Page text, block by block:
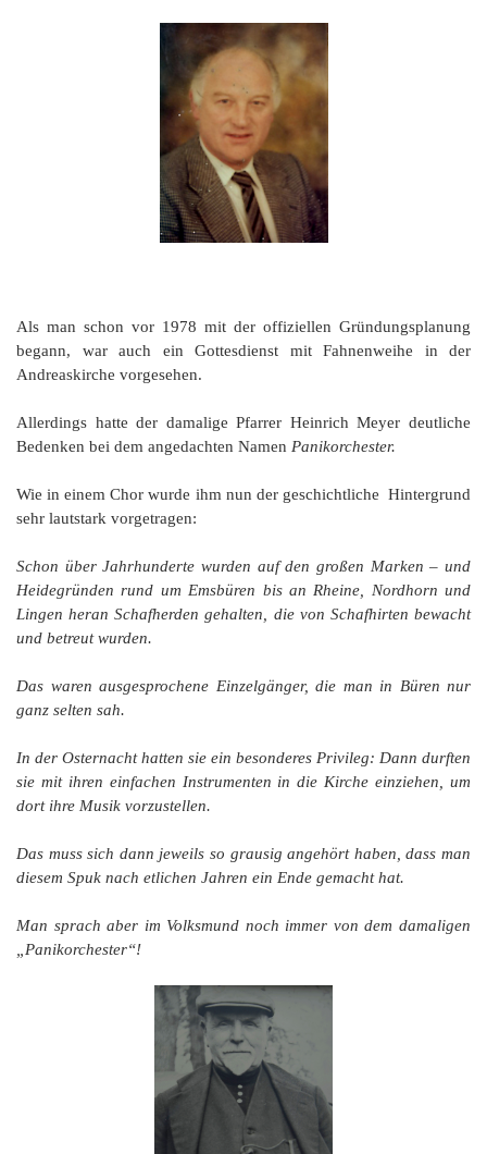
Als man schon vor 1978 mit der offiziellen Gründungsplanung
begann, war auch ein Gottesdienst mit Fahnenweihe in der
Andreaskirche vorgesehen.
Allerdings hatte der damalige Pfarrer Heinrich Meyer deutliche
Bedenken bei dem angedachten Namen Panikorchester.
Wie in einem Chor wurde ihm nun der geschichtliche Hintergrund
sehr lautstark vorgetragen:
Schon über Jahrhunderte wurden auf den großen Marken – und
Heidegründen rund um Emsbüren bis an Rheine, Nordhorn und
Lingen heran Schafherden gehalten, die von Schafhirten bewacht
und betreut wurden.
Das waren ausgesprochene Einzelgänger, die man in Büren nur
ganz selten sah.
In der Osternacht hatten sie ein besonderes Privileg: Dann durften
sie mit ihren einfachen Instrumenten in die Kirche einziehen, um
dort ihre Musik vorzustellen.
Das muss sich dann jeweils so grausig angehört haben, dass man
diesem Spuk nach etlichen Jahren ein Ende gemacht hat.
Man sprach aber im Volksmund noch immer von dem damaligen
„Panikorchester“!